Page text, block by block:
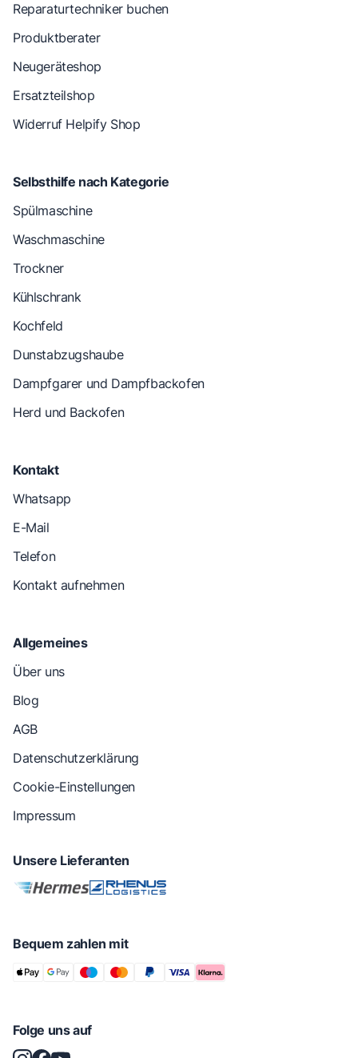
Reparaturtechniker buchen
Produktberater
Neugeräteshop
Ersatzteilshop
Widerruf Helpify Shop
Selbsthilfe nach Kategorie
Spülmaschine
Waschmaschine
Trockner
Kühlschrank
Kochfeld
Dunstabzugshaube
Dampfgarer und Dampfbackofen
Herd und Backofen
Kontakt
Whatsapp
E-Mail
Telefon
Kontakt aufnehmen
Allgemeines
Über uns
Blog
AGB
Datenschutzerklärung
Cookie-Einstellungen
Impressum
Unsere Lieferanten
Bequem zahlen mit
Folge uns auf